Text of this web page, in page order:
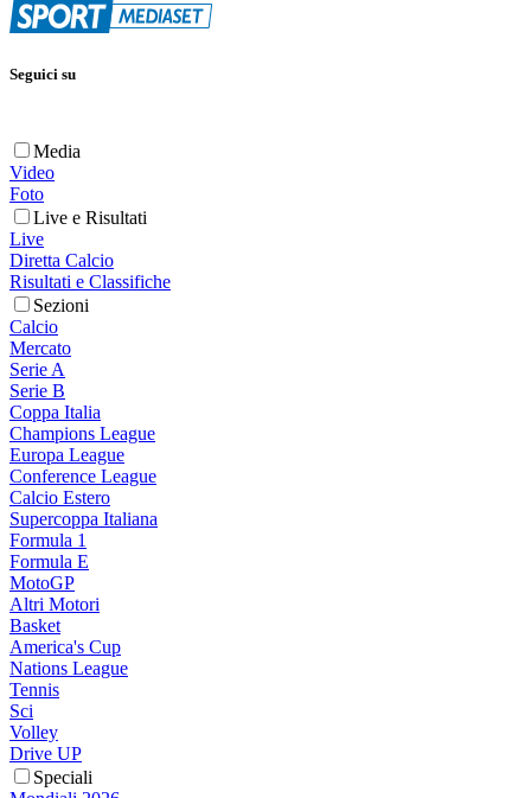
Seguici su
Media
Video
Foto
Live e Risultati
Live
Diretta Calcio
Risultati e Classifiche
Sezioni
Calcio
Mercato
Serie A
Serie B
Coppa Italia
Champions League
Europa League
Conference League
Calcio Estero
Supercoppa Italiana
Formula 1
Formula E
MotoGP
Altri Motori
Basket
America's Cup
Nations League
Tennis
Sci
Volley
Drive UP
Speciali